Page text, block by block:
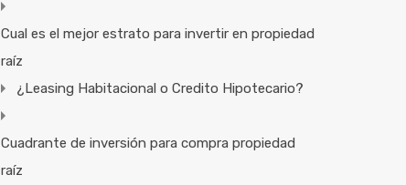
Cual es el mejor estrato para invertir en propiedad
raíz
¿Leasing Habitacional o Credito Hipotecario?
Cuadrante de inversión para compra propiedad
raíz